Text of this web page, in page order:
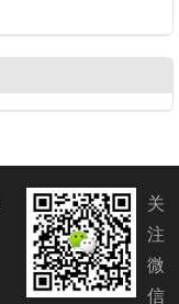
关
注
微
信